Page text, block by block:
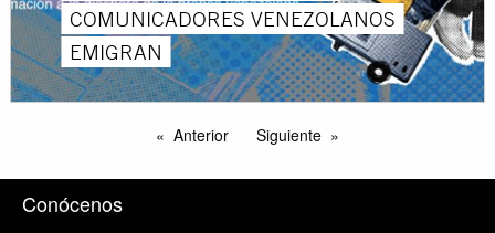
COMUNICADORES VENEZOLANOS
EMIGRAN
Anterior Siguiente
Conócenos